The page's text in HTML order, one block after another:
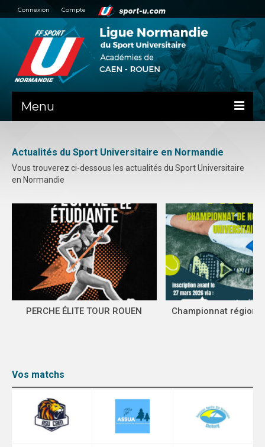
Connexion Compte
Menu
PRÉSENTATION
AIDE ADMINISTRATIVE
PV ASSEMBLÉES GÉNÉRALES
HAUT NIVEAU
DEMANDE DE QE
SPORTS CO
COMMUNICATION
VIDÉOTHÈQUE
LOGOTHÈQUE
Actualités du Sport Universitaire en Normandie
Vous trouverez ci-dessous les actualités du Sport Universitaire
en Normandie
PERCHE ÉLITE TOUR ROUEN Championnat
Vos matchs